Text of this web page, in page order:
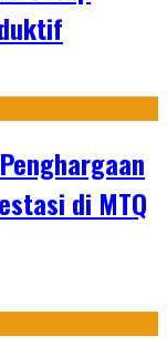
di MTQ